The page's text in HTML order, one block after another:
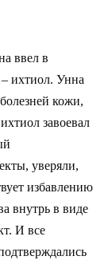
ввел в
ихтиол. Унна
кожи,
завоевал
уверяли,
избавлению
внутрь в виде
И все